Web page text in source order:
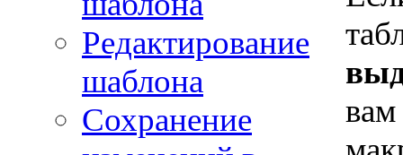
Редактирование
шаблона
Сохранение
вам